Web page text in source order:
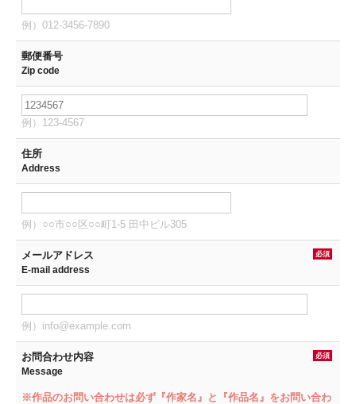
例）012-3456-7890
郵便番号
Zip code
例）123-4567
住所
Address
例）○○市○○区○○町1-5 田中ビル305
メールアドレス 必須
E-mail address
例）info@example.com
お問合わせ内容 必須
Message
※作品のお問い合わせは必ず『作家名』と『作品名』をお問い合わ